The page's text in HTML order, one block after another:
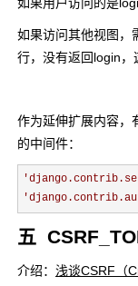
如果用户访问的是
如果访问其他视图，
行，没有返回login，
作为延伸扩展内容，
的中间件：
'
'
五
介绍： 浅谈CSRF（